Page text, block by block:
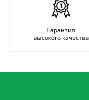
Гарантия
высокого качества